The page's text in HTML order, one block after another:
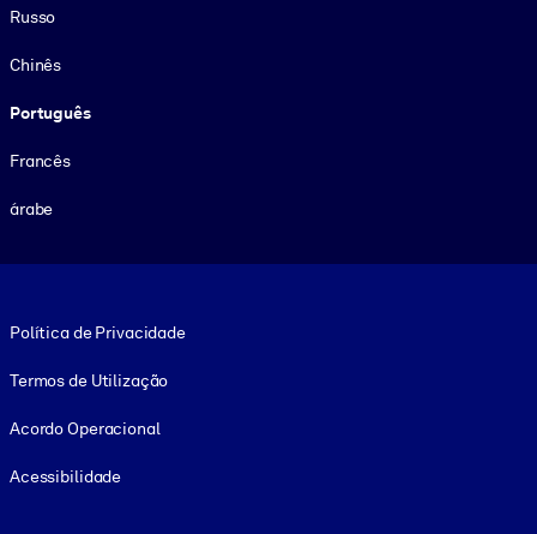
Russo
Chinês
Português
Francês
árabe
Política de Privacidade
Termos de Utilização
Acordo Operacional
Acessibilidade